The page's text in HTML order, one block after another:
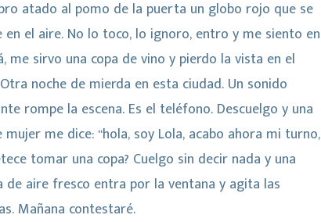
atado al pomo de la puerta un globo rojo que se
en el aire. No lo toco, lo ignoro, entro y me siento en
me sirvo una copa de vino y pierdo la vista en el
noche de mierda en esta ciudad. Un sonido
rompe la escena. Es el teléfono. Descuelgo y una
mujer me dice: “hola, soy Lola, acabo ahora mi turno,
tomar una copa? Cuelgo sin decir nada y una
de aire fresco entra por la ventana y agita las
Mañana contestaré.